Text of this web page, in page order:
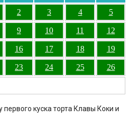
2 3 4 5
9 10 11 12
16 17 18 19
23 24 25 26
первого куска торта Клавы Коки и